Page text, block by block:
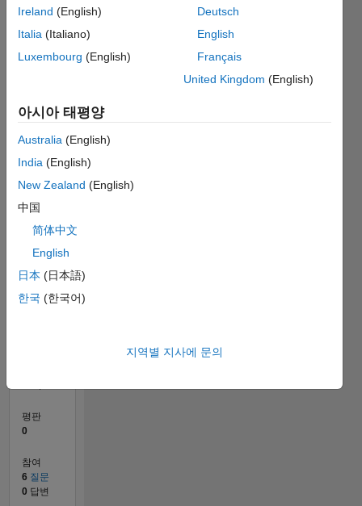
대시보드
참여 L
-2
-1
2
3
4
L
01/23
06/23
11/23
04/24
09/24
02/25
07/25
12/25
05/26
07/23
01/24
07/24
01/25
01/26
07/26
평판
0
참여
6 질문
0 답변
Ireland (English)
Italia (Italiano)
Luxembourg (English)
Deutsch
English
Français
United Kingdom (English)
아시아 태평양
Australia (English)
India (English)
New Zealand (English)
中国
简体中文
English
日本 (日本語)
한국 (한국어)
지역별 지사에 문의